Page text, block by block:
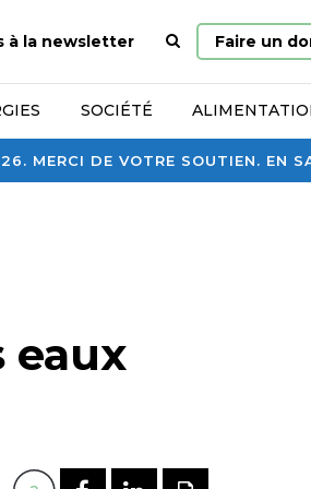
MERCI DE VOTRE SOUTIEN. EN
à la newsletter
Page
d’accueil
Faire un
SOCIÉTÉ
eaux